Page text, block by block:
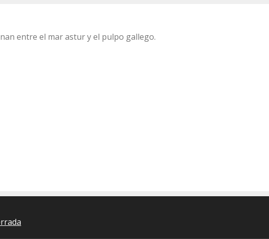
entre el mar astur y el pulpo gallego.